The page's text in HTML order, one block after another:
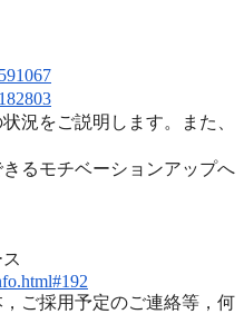
況をご説明します。また、
るモチベーションアップへ
ご採用予定のご連絡等， 何